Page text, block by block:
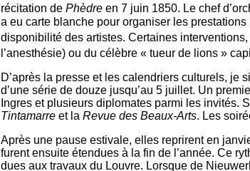
récitation de Phèdre en 7 juin 1850. Le chef
a eu carte blanche pour organiser les
disponibilité des artistes. Certaines
l’anesthésie) ou du célèbre « tueur de lions »
D’après la presse et les calendriers culturels, je
d’une série de douze jusqu’au 5 juillet. Un
Ingres et plusieurs diplomates parmi les invités.
Tintamarre et la Revue des Beaux-Arts. Les
Après une pause estivale, elles reprirent en
furent ensuite étendues à la fin de l’année. Ce
dues aux travaux du Louvre. Lorsque de